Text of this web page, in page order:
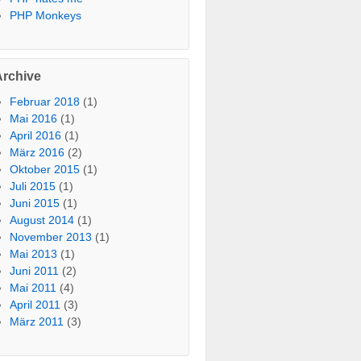
PHP Monkeys
Februar 2018 (1)
Mai 2016 (1)
April 2016 (1)
März 2016 (2)
Oktober 2015 (1)
Juli 2015 (1)
Juni 2015 (1)
August 2014 (1)
November 2013 (1)
Mai 2013 (1)
Juni 2011 (2)
Mai 2011 (4)
April 2011 (3)
März 2011 (3)